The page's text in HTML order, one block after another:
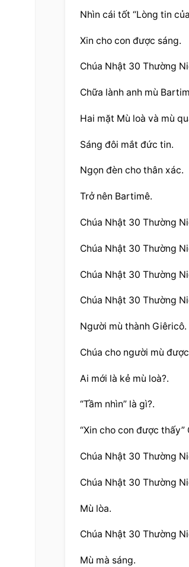
Nhìn cái tốt “Lòng tin
Xin cho con được sáng.
Chúa Nhật 30 Thường
Chữa lành anh mù
Hai mặt Mù loà và mù
Sáng đôi mắt đức tin.
Ngọn đèn cho thân xác.
Trở nên Bartimê.
Chúa Nhật 30 Thường
Chúa Nhật 30 Thường
Chúa Nhật 30 Thường
Chúa Nhật 30 Thường
Người mù thành Giêricô.
Chúa cho người mù
Ai mới là kẻ mù loà?.
“Tầm nhìn” là gì?.
“Xin cho con được
Chúa Nhật 30 Thường
Chúa Nhật 30 Thường
Mù lòa.
Chúa Nhật 30 Thường
Mù mà sáng.